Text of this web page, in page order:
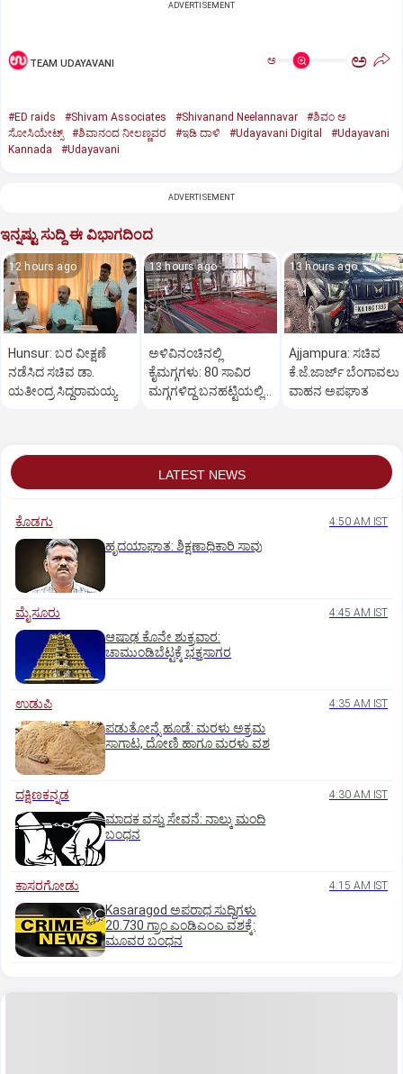
ADVERTISEMENT
TEAM UDAYAVANI ಅ ಅ
#ED raids #Shivam Associates #Shivanand Neelannavar
#ಶಿವಂ ಅ
ಸೋಸಿಯೇಟ್ಸ್
#ಶಿವಾನಂದ ನೀಲಣ್ಣವರ #ಇಡಿ ದಾಳಿ #Udayavani Digital
#Udayavani
Kannada
#Udayavani
ADVERTISEMENT
ಇನ್ನಷ್ಟು ಸುದ್ದಿ ಈ ವಿಭಾಗದಿಂದ
12 hours ago
Hunsur: ಬರ ವೀಕ್ಷಣೆ
ನಡೆಸಿದ ಸಚಿವ ಡಾ.
ಯತೀಂದ್ರ ಸಿದ್ದರಾಮಯ್ಯ
13 hours ago
ಅಳಿವಿನಂಚಿನಲ್ಲಿ
ಕೈಮಗ್ಗಗಳು: 80 ಸಾವಿರ
ಮಗ್ಗಗಳಿದ್ದ ಬನಹಟ್ಟಿಯಲ್ಲಿ
13 hours ago
Ajjampura: ಸಚಿವ
ಕೆ.ಜೆ.ಜಾರ್ಜ್ ಬೆಂಗಾವಲು
ವಾಹನ ಅಪಘಾತ
LATEST NEWS
ಕೊಡಗು 4:50 AM IST
ಹೃದಯಾಘಾತ: ಶಿಕ್ಷಣಾಧಿಕಾರಿ ಸಾವು
ಮೈಸೂರು 4:45 AM IST
ಆಷಾಢ ಕೊನೇ ಶುಕ್ರವಾರ:
ಚಾಮುಂಡಿಬೆಟ್ಟಕ್ಕೆ ಭಕ್ತಸಾಗರ
ಉಡುಪಿ 4:35 AM IST
ಪಡುತೋನ್ಸೆ ಹೂಡೆ: ಮರಳು ಅಕ್ರಮ
ಸಾಗಾಟ, ದೋಣಿ ಹಾಗೂ ಮರಳು ವಶ
ದಕ್ಷಿಣಕನ್ನಡ 4:30 AM IST
ಮಾದಕ ವಸ್ತು ಸೇವನೆ: ನಾಲ್ಕು ಮಂದಿ
ಬಂಧನ
ಕಾಸರಗೋಡು 4:15 AM IST
Kasaragod ಅಪರಾಧ ಸುದ್ದಿಗಳು
20.730 ಗ್ರಾಂ ಎಂಡಿಎಂಎ ವಶಕ್ಕೆ:
ಮೂವರ ಬಂಧನ